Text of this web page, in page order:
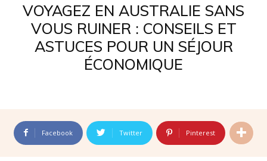
VOYAGEZ EN AUSTRALIE SANS
VOUS RUINER : CONSEILS ET
ASTUCES POUR UN SÉJOUR
ÉCONOMIQUE
Facebook Twitter Pinterest